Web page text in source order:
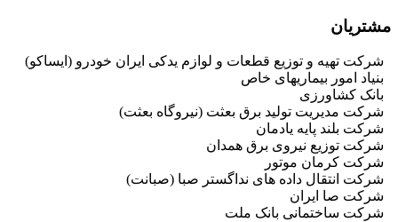
مشتریان
شرکت تهیه و توزیع قطعات و لوازم یدکی ایران خودرو (ایساکو)
بنیاد امور بیماریهای خاص
بانک کشاورزی
شرکت مدیریت تولید برق بعثت (نیروگاه بعثت)
شرکت بلند پایه یادمان
شرکت توزیع نیروی برق همدان
شرکت کرمان موتور
شرکت انتقال داده های نداگستر صبا (صبانت)
شرکت صا ایران
شرکت ساختمانی بانک ملت